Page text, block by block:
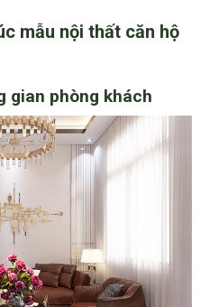
mẫu nội thất căn hộ
gian phòng khách